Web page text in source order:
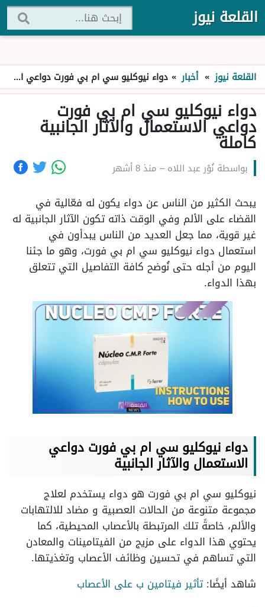
القلعة نيوز
القلعة نيوز » أخبار » دواء نيوكليو سي ام بي فورت دواعي الاستعمال والآثار الجانبية كاملة
دواء نيوكليو سي ام بي فورت
دواعي الاستعمال والآثار الجانبية
كاملة
بواسطة نُوْر عبد اللاه– منذ 8 أشهر
يبحث الكثير من الناس عن دواء يكون له فعّالية في
القضاء على الألم وفي الوقت ذاته تكون الآثار الجانبية له
غير قوية، مما جعل العديد من الناس يبدأون في
استعمال دواء نيوكليو سي ام بي فورت، وهو ما جئنا
اليوم من أجله حتى نُوضح كافة التفاصيل التي تتعلق
بهذا الدواء.
دواء نيوكليو سي ام بي فورت دواعي
الاستعمال والآثار الجانبية
نيوكليو سي ام بي فورت هو دواء يستخدم لعلاج
مجموعة متنوعة من الحالات العصبية و مضاد للالتهابات
والألم، خاصةً تلك المرتبطة بالأعصاب المحيطية، كما
يحتوي هذا الدواء على مزيج من الفيتامينات والمعادن
التي تساهم في تحسين وظائف الأعصاب وتغذيتها.
شاهد أيضًا:تأثير فيتامين ب على الأعصاب